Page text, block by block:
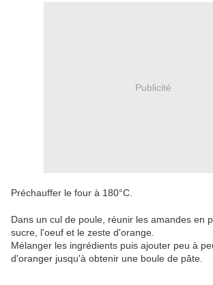
Publicité
Préchauffer le four à 180°C.
Dans un cul de poule, réunir les amandes en
sucre, l'oeuf et le zeste d'orange.
Mélanger les ingrédients puis ajouter peu à
d'oranger jusqu'à obtenir une boule de pâte.